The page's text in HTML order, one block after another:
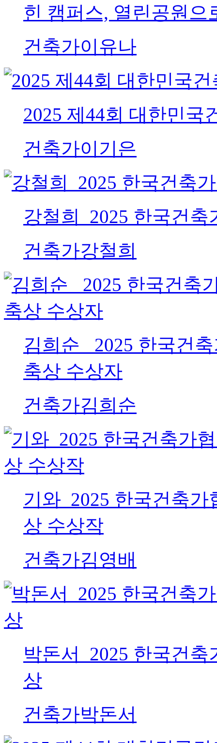
힌 캠퍼스, 열린공원으
건축가이유나
2025 제44회 대한민
건축가이기은
강철희_2025 한국건
건축가강철희
김희순_ 2025 한국건
축상 수상자
건축가김희순
기와_2025 한국건축
상 수상작
건축가김영배
박돈서_2025 한국건
상
건축가박돈서